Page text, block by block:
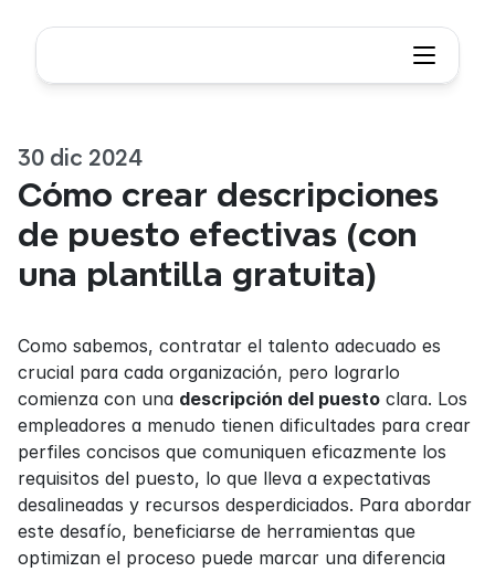
30 dic 2024
Cómo crear descripciones
de puesto efectivas (con
una plantilla gratuita)
Como sabemos, contratar el talento adecuado es
crucial para cada organización, pero lograrlo
comienza con una descripción del puesto clara. Los
empleadores a menudo tienen dificultades para crear
perfiles concisos que comuniquen eficazmente los
requisitos del puesto, lo que lleva a expectativas
desalineadas y recursos desperdiciados. Para abordar
este desafío, beneficiarse de herramientas que
optimizan el proceso puede marcar una diferencia